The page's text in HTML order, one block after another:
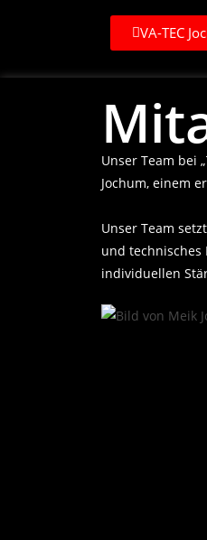
VA-TEC
Unser Team bei
Jochum, einem
Unser Team
und
individuellen